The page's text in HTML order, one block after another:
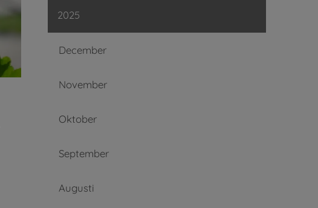
2025
December
November
Oktober
September
Augusti